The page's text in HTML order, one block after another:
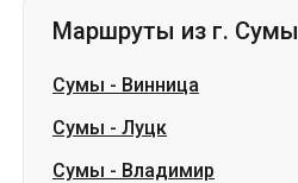
Маршруты из г. Сумы
Сумы - Винница
Сумы - Луцк
Сумы - Владимир